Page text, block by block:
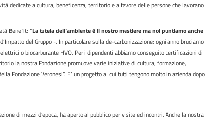
dedicate a cultura, beneficenza, territorio e a favore delle persone che lavorano
Benefit:“La tutela dell’ambiente è il nostro mestiere ma noi puntiamo anche
del Gruppo -. In particolare sulla de-carbonizzazione: ogni anno bruciamo
o biocarburante HVO. Per i dipendenti abbiamo conseguito certificazioni di
la nostra Fondazione promuove varie iniziative di cultura, formazione,
Fondazione Veronesi”. E’ un progetto a cui tutti tengono molto in azienda dopo
di mezzi d’epoca, ha aperto al pubblico per visite ed incontri. Anche la nostra